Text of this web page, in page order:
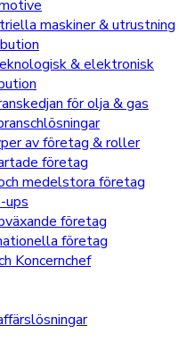
maskiner & utrustning
& elektronisk
för olja & gas
av företag & roller
företag
medelstora företag
ups
företag
företag
Koncernchef